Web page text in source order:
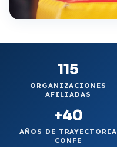
115
ORGANIZACIONES
AFILIADAS
+40
AÑOS DE TRAYECTORIA
CONFE